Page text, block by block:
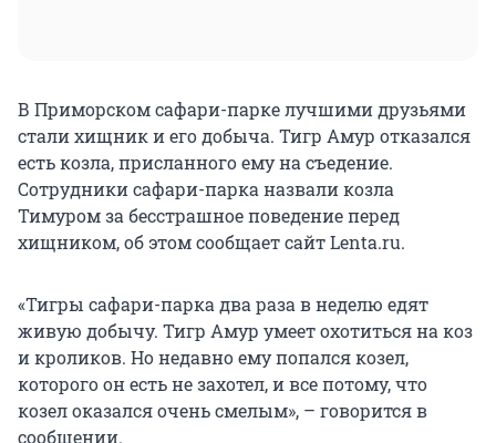
В Приморском сафари-парке лучшими друзьями
стали хищник и его добыча. Тигр Амур отказался
есть козла, присланного ему на съедение.
Сотрудники сафари-парка назвали козла
Тимуром за бесстрашное поведение перед
хищником, об этом сообщает сайт Lenta.ru.
«Тигры сафари-парка два раза в неделю едят
живую добычу. Тигр Амур умеет охотиться на коз
и кроликов. Но недавно ему попался козел,
которого он есть не захотел, и все потому, что
козел оказался очень смелым», – говорится в
сообщении.